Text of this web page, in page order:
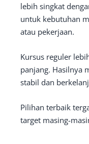
lebih singkat
untuk kebutuhan
atau pekerjaan.
Kursus reguler
panjang. Hasilnya
stabil dan
Pilihan terbaik
target masing-